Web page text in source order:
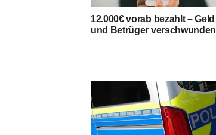
12.000€ vorab bezahlt – Geld
und Betrüger verschwunden